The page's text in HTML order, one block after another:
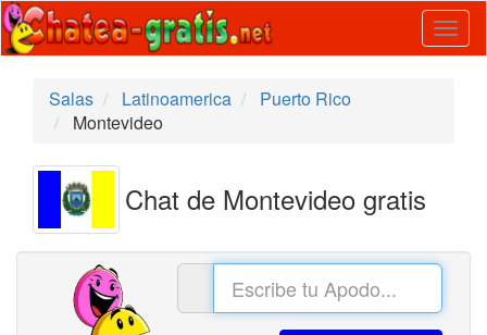
Salas
Latinoamerica
Puerto Rico
Montevideo
Chat de Montevideo gratis